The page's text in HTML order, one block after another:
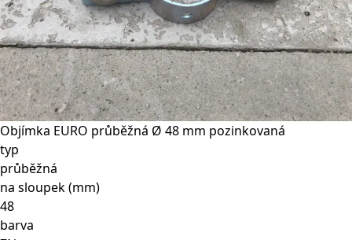
Objímka EURO průběžná Ø 48 mm pozinkovaná
typ
průběžná
na sloupek (mm)
48
barva